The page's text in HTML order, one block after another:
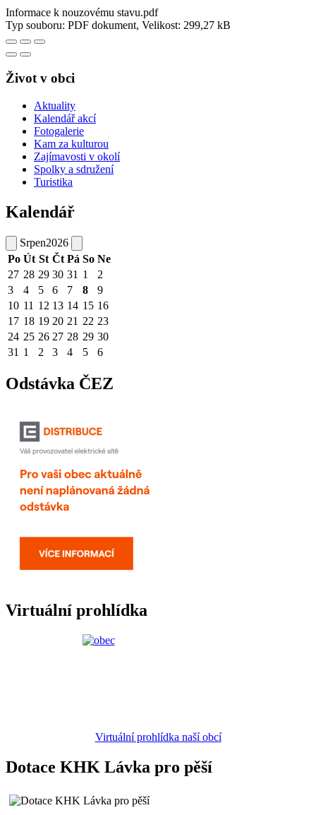
Informace k nouzovému stavu.pdf
Typ souboru: PDF dokument, Velikost: 299,27 kB
Život v obci
Aktuality
Kalendář akcí
Fotogalerie
Kam za kulturou
Zajímavosti v okolí
Spolky a sdružení
Turistika
Kalendář
Srpen2026
Po Út St Čt Pá So Ne
27 28 29 30 31 1
2
3
4 5 6 7 8
9
10 11 12 13 14 15 16
17 18 19 20 21 22 23
24 25 26 27 28 29 30
31 1 2 3 4 5 6
Odstávka ČEZ
Virtuální prohlídka
Virtuální prohlídka naší obcí
Dotace KHK Lávka pro pěší